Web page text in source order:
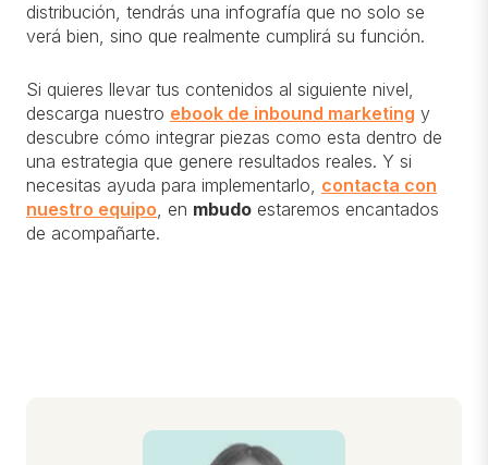
distribución, tendrás una infografía que no solo se
verá bien, sino que realmente cumplirá su función.
Si quieres llevar tus contenidos al siguiente nivel,
descarga nuestro ebook de inbound marketing y
descubre cómo integrar piezas como esta dentro de
una estrategia que genere resultados reales. Y si
necesitas ayuda para implementarlo, contacta con
nuestro equipo, en mbudo estaremos encantados
de acompañarte.